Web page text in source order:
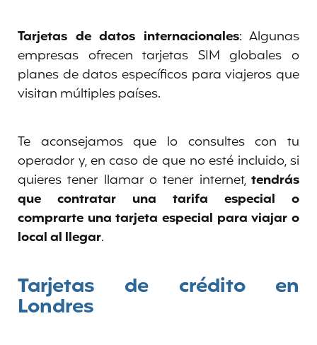
Tarjetas de datos internacionales: Algunas
empresas ofrecen tarjetas SIM globales o
planes de datos específicos para viajeros que
visitan múltiples países.
Te aconsejamos que lo consultes con tu
operador y, en caso de que no esté incluido, si
quieres tener llamar o tener internet, tendrás
que contratar una tarifa especial o
comprarte una tarjeta especial para viajar o
local al llegar.
Tarjetas de crédito en
Londres